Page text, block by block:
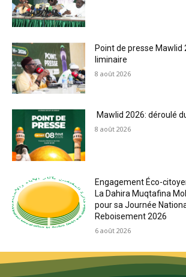
Point de presse Mawlid
liminaire
8 août 2026
Mawlid 2026: déroulé
8 août 2026
Engagement Éco-
La Dahira Muqtafina
pour sa Journée
Reboisement 2026
6 août 2026